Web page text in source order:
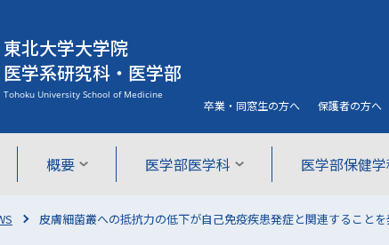
東北大学大学院
医学系研究科・医学部
概要 医学部医学科 医学部保健
卒業・同窓生の方へ 保護者の方へ
皮膚細菌叢への抵抗力の低下が自己免疫疾患発症と関連するこ